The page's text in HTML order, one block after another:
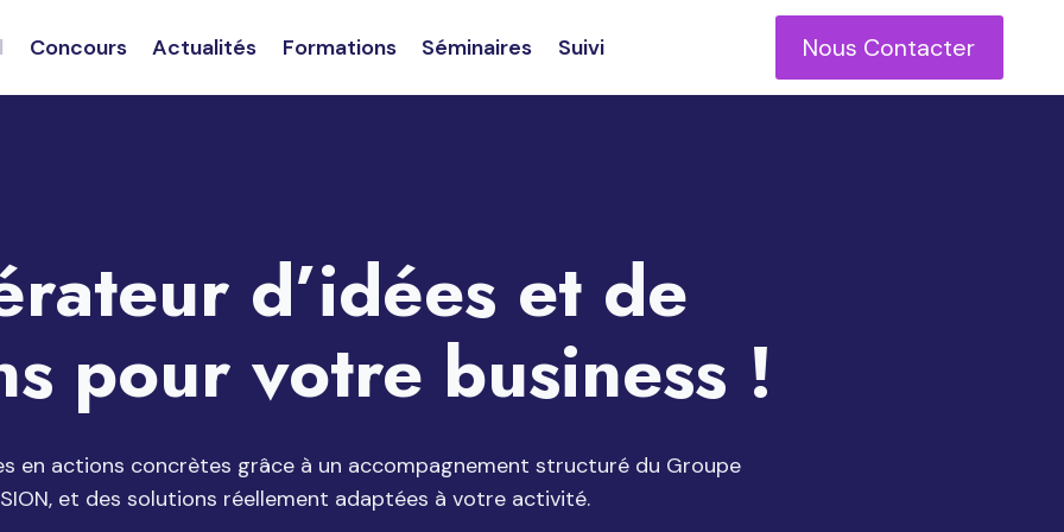
Concours Actualités Formations Séminaires Suivi Nous Contacter
d’idées et de
pour votre business !
en actions concrètes grâce à un accompagnement structuré du Groupe
et des solutions réellement adaptées à votre activité.